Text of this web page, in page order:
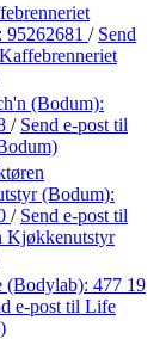
95262681 / Send
(Bodum):
/ Send e-post til
(Bodum):
/ Send e-post til
Kjøkkenutstyr
(Bodylab): 477 19
e-post til Life